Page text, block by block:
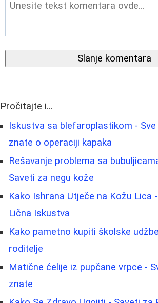
Slanje komentara
Pročitajte i...
Iskustva sa blefaroplastikom -
znate o operaciji kapaka
Rešavanje problema sa
Saveti za negu kože
Kako Ishrana Utječe na Kožu Lica
Lična Iskustva
Kako pametno kupiti školske
roditelje
Matične ćelije iz pupčane vrpce -
znate